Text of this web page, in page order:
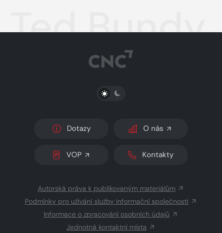
Ted
PŘEPNOUT SVĚTLÝ/TMAVÝ REŽIM
Dotazy O nás
VOP Kontakty
Autorská práva k publikovaným materiálům
Podmínky pro užívání služby informační společnosti
Informace o zpracování osobních údajů
Jednotná kontaktní místa